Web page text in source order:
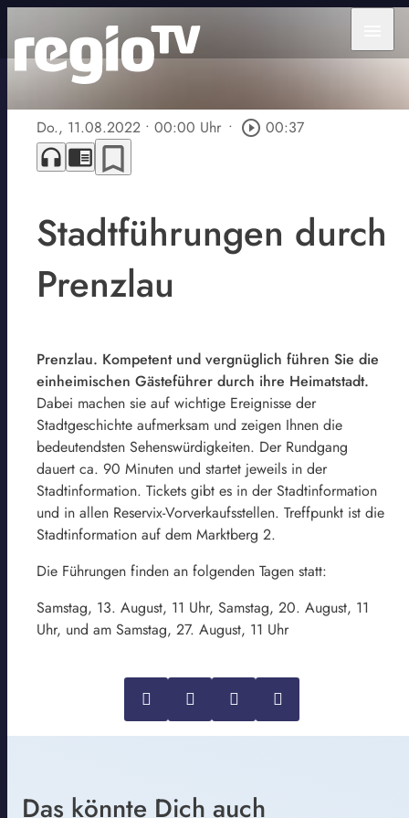
Do., 11.08.2022 • 00:00 Uhr • play_circle_outline 00:37
headphones chrome_reader_mode bookmark_border
Stadtführungen durch
Prenzlau
Prenzlau. Kompetent und vergnüglich führen Sie die
einheimischen Gästeführer durch ihre Heimatstadt.
Dabei machen sie auf wichtige Ereignisse der
Stadtgeschichte aufmerksam und zeigen Ihnen die
bedeutendsten Sehenswürdigkeiten. Der Rundgang
dauert ca. 90 Minuten und startet jeweils in der
Stadtinformation. Tickets gibt es in der Stadtinformation
und in allen Reservix-Vorverkaufsstellen. Treffpunkt ist die
Stadtinformation auf dem Marktberg 2.
Die Führungen finden an folgenden Tagen statt:
Samstag, 13. August, 11 Uhr, Samstag, 20. August, 11
Uhr, und am Samstag, 27. August, 11 Uhr
Das könnte Dich auch